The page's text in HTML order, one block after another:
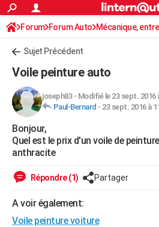
ACTUALITÉS
Politique
Société
Faits Divers
Education
Monde
Villes
+
FINANCE
Retraite
Impôts
Epargne
Immobilier
Risques naturels par ville
Banque
Assurance
Crédit
AUTO
Essais
Réserver un essai
Citadines
Berlines
SUV
Forum auto
+HIGH-TECH
Mobiles
Meilleur smartphone
Internet
Ordinateurs
Jeux vidéo
Guide high-tech
+
Forum
Aménagement intérieur
Extérieur
Cuisine
Salle de bains
Jardinage
Rangement
WEEK-END
Guides de France
Escapades
Patrimoine
Expositions
Musées
Week-end nature
+LIFESTYLE
S'inscrire
Connexion
Forum Forum Auto Mécanique,
Sujet Précédent
Voile peinture auto
joseph83- Modifié le 23 sept. 2016
Paul-Bernard - 23 sept. 2016 à
Bonjour,
Quel est le prix d'un voile de
anthracite
Répondre (1) Partager
A voir également:
Voile peinture voiture